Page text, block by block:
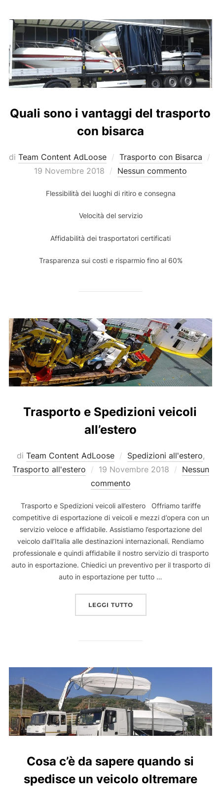
Quali sono i vantaggi del trasporto
con bisarca
di Team Content AdLoose
Trasporto con Bisarca
Pubblicato
19 Novembre 2018 Nessun commento
Flessibilità dei luoghi di ritiro e consegna
Velocità del servizio
Affidabilità dei trasportatori certificati
Trasparenza sui costi e risparmio fino al 60%
Trasporto e Spedizioni veicoli
all’estero
di Team Content AdLoose Spedizioni all'estero,
Trasporto all'estero
Pubblicato
il
19 Novembre 2018
Nessun
commento
Trasporto e Spedizioni veicoli all’estero Offriamo tariffe
competitive di esportazione di veicoli e mezzi d’opera con un
servizio veloce e affidabile. Assistiamo l’esportazione del
veicolo dall’Italia alle destinazioni internazionali. Rendiamo
professionale e quindi affidabile il nostro servizio di trasporto
auto in esportazione. Chiedici un preventivo per il trasporto di
auto in esportazione per tutto …
LEGGI TUTTO“TRASPORTO E
Cosa c’è da sapere quando si
spedisce un veicolo oltremare